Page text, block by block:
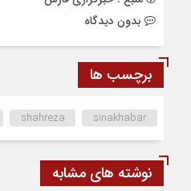
بدون دیدگاه
برچسب ها
shahreza sinakhabar
نوشته های مشابه